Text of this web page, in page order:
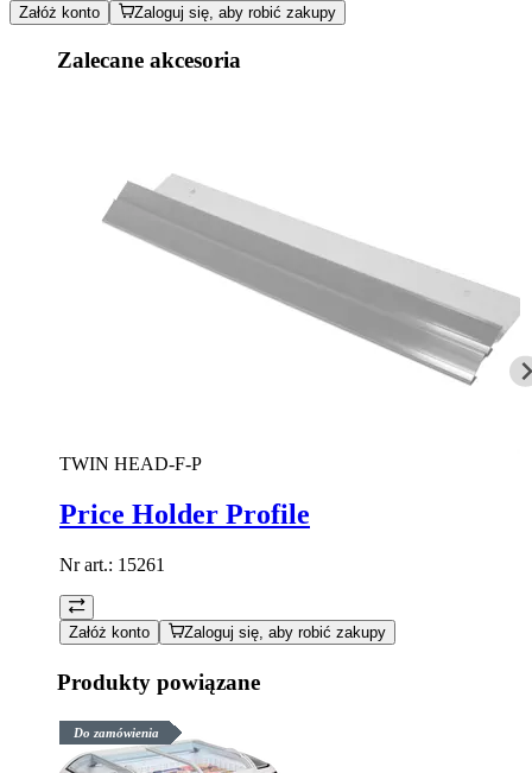
Załóż konto Zaloguj się, aby robić zakupy
Zalecane akcesoria
TWIN HEAD-F-P
Price Holder Profile
Nr art.: 15261
Załóż konto Zaloguj się, aby robić zakupy
Produkty powiązane
Do zamówienia